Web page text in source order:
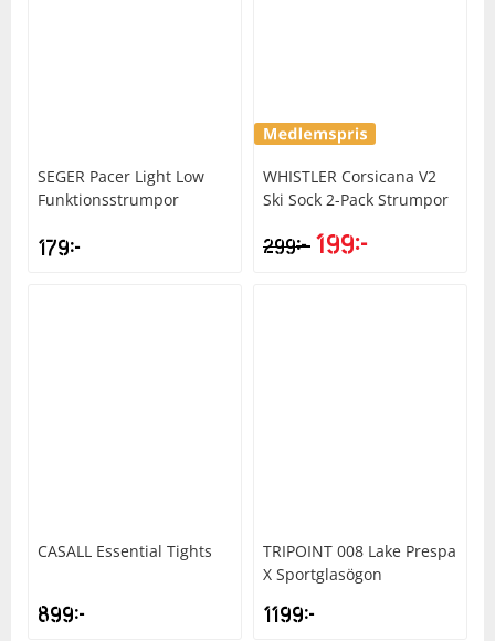
SEGER Pacer Light Low
Funktionsstrumpor
179kr
WHISTLER Corsicana V2
Ski Sock 2-Pack Strumpor
299kr 199kr
CASALL Essential Tights
899kr
TRIPOINT 008 Lake Prespa
X Sportglasögon
1199kr